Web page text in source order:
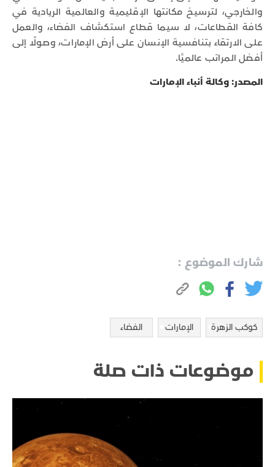
والخارجي، لترسيخ مكانتها الإقليمية والعالمية الريادية في
كافة القطاعات، لا سيما قطاع استكشاف الفضاء، والعمل
على الارتقاء بتنافسية الإنسان على أرض الإمارات، وصولًا إلى
أفضل المراتب عالميًا.
المصدر: وكالة أنباء الإمارات
شارك الموضوع :
كوكب الزهرة الإمارات الفضاء
موضوعات ذات صلة